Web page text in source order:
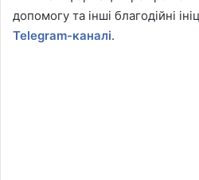
допомогу та інші благодійні
Telegram-каналі.